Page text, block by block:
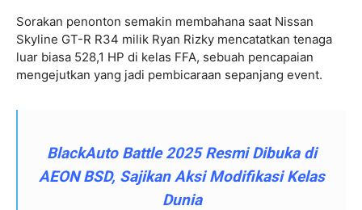
Sorakan penonton semakin membahana saat Nissan
Skyline GT-R R34 milik Ryan Rizky mencatatkan tenaga
luar biasa 528,1 HP di kelas FFA, sebuah pencapaian
mengejutkan yang jadi pembicaraan sepanjang event.
BlackAuto Battle 2025 Resmi Dibuka di
AEON BSD, Sajikan Aksi Modifikasi Kelas
Dunia